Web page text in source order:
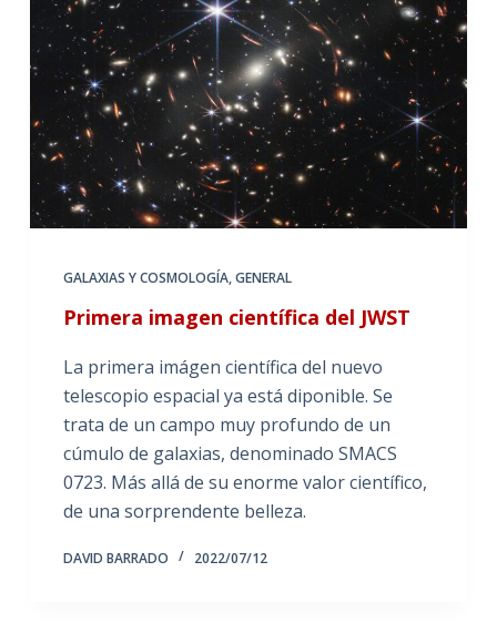
GALAXIAS Y COSMOLOGÍA,GENERAL
Primera imagen científica del JWST
La primera imágen científica del nuevo
telescopio espacial ya está diponible. Se
trata de un campo muy profundo de un
cúmulo de galaxias, denominado SMACS
0723. Más allá de su enorme valor científico,
de una sorprendente belleza.
DAVID BARRADO 2022/07/12